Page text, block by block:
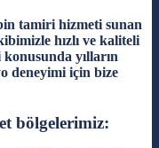
tamiri hizmeti sunan
hızlı ve kaliteli
yılların
deneyimi için bize
bölgelerimiz: